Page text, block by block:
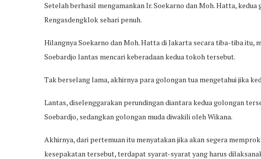
Setelah berhasil mengamankan Ir. Soekarno dan Moh. Hatta,
Rengasdengklok sehari penuh.
Hilangnya Soekarno dan Moh. Hatta di Jakarta secara tiba-tiba itu,
Soebardjo lantas mencari keberadaan kedua tokoh tersebut.
Tak berselang lama, akhirnya para golongan tua mengetahui jika
Lantas, diselenggarakan perundingan diantara kedua golongan
Soebardjo, sedangkan golongan muda diwakili oleh Wikana.
Akhirnya, dari pertemuan itu menyatakan jika akan segera
kesepakatan tersebut, terdapat syarat-syarat yang harus